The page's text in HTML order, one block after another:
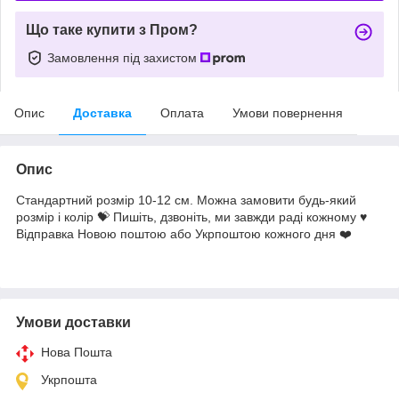
Що таке купити з Пром?
Замовлення під захистом
Опис Доставка Оплата Умови повернення
Опис
Стандартний розмір 10-12 см. Можна замовити будь-який
розмір і колір 💝 Пишіть, дзвоніть, ми завжди раді кожному ♥️
Відправка Новою поштою або Укрпоштою кожного дня ❤️
Умови доставки
Нова Пошта
Укрпошта